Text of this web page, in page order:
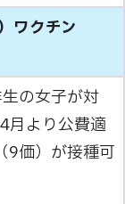
ワクチン
の女子が対
月より公費適
9価）が接種可